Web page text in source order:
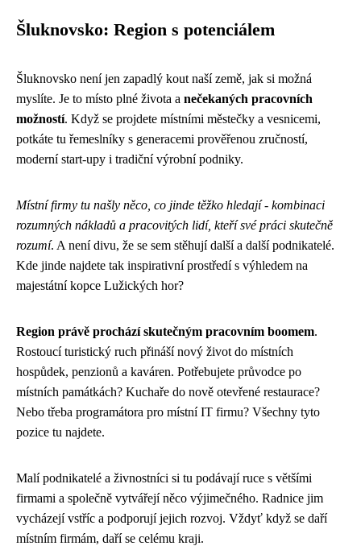
Šluknovsko: Region s potenciálem
Šluknovsko není jen zapadlý kout naší země, jak si možná
myslíte. Je to místo plné života a nečekaných pracovních
možností. Když se projdete místními městečky a vesnicemi,
potkáte tu řemeslníky s generacemi prověřenou zručností,
moderní start-upy i tradiční výrobní podniky.
Místní firmy tu našly něco, co jinde těžko hledají - kombinaci
rozumných nákladů a pracovitých lidí, kteří své práci skutečně
rozumí. A není divu, že se sem stěhují další a další podnikatelé.
Kde jinde najdete tak inspirativní prostředí s výhledem na
majestátní kopce Lužických hor?
Region právě prochází skutečným pracovním boomem.
Rostoucí turistický ruch přináší nový život do místních
hospůdek, penzionů a kaváren. Potřebujete průvodce po
místních památkách? Kuchaře do nově otevřené restaurace?
Nebo třeba programátora pro místní IT firmu? Všechny tyto
pozice tu najdete.
Malí podnikatelé a živnostníci si tu podávají ruce s většími
firmami a společně vytvářejí něco výjimečného. Radnice jim
vycházejí vstříc a podporují jejich rozvoj. Vždyť když se daří
místním firmám, daří se celému kraji.